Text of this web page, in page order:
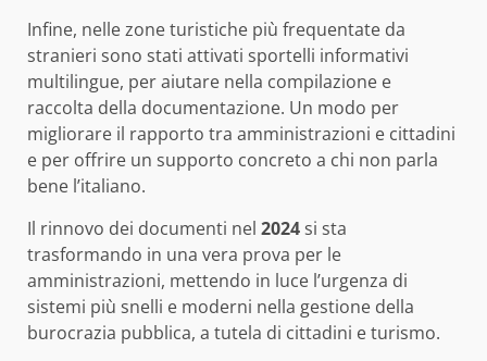
Infine, nelle zone turistiche più frequentate da
stranieri sono stati attivati sportelli informativi
multilingue, per aiutare nella compilazione e
raccolta della documentazione. Un modo per
migliorare il rapporto tra amministrazioni e cittadini
e per offrire un supporto concreto a chi non parla
bene l’italiano.
Il rinnovo dei documenti nel 2024si sta
trasformando in una vera prova per le
amministrazioni, mettendo in luce l’urgenza di
sistemi più snelli e moderni nella gestione della
burocrazia pubblica, a tutela di cittadini e turismo.